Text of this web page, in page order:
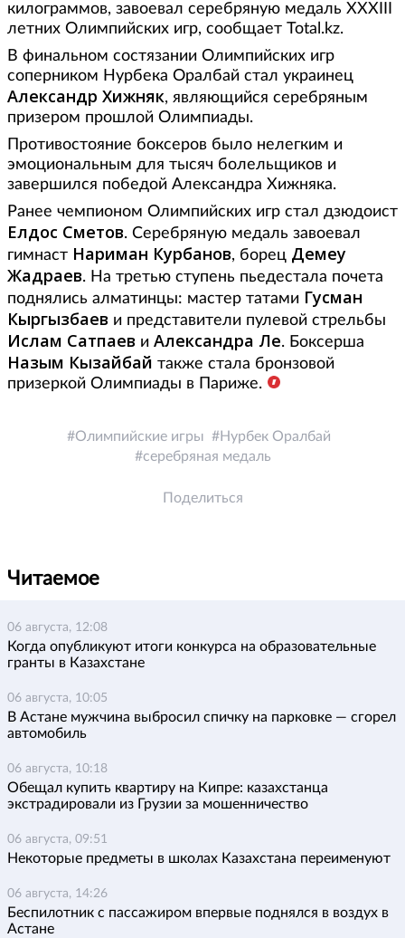
килограммов, завоевал серебряную медаль XXXIII
летних Олимпийских игр, сообщает Total.kz.
В финальном состязании Олимпийских игр
соперником Нурбека Оралбай стал украинец
Александр Хижняк, являющийся серебряным
призером прошлой Олимпиады.
Противостояние боксеров было нелегким и
эмоциональным для тысяч болельщиков и
завершился победой Александра Хижняка.
Ранее чемпионом Олимпийских игр стал дзюдоист
Елдос Сметов. Серебряную медаль завоевал
гимнаст Нариман Курбанов, борец Демеу
Жадраев. На третью ступень пьедестала почета
поднялись алматинцы: мастер татами Гусман
Кыргызбаев и представители пулевой стрельбы
Ислам Сатпаев и Александра Ле. Боксерша
Назым Кызайбай также стала бронзовой
призеркой Олимпиады в Париже.
Олимпийские игры
Нурбек Оралбай
серебряная медаль
Поделиться
Читаемое
06 августа, 12:08
Когда опубликуют итоги конкурса на образовательные
гранты в Казахстане
06 августа, 10:05
В Астане мужчина выбросил спичку на парковке — сгорел
автомобиль
06 августа, 10:18
Обещал купить квартиру на Кипре: казахстанца
экстрадировали из Грузии за мошенничество
06 августа, 09:51
Некоторые предметы в школах Казахстана переименуют
06 августа, 14:26
Беспилотник с пассажиром впервые поднялся в воздух в
Астане